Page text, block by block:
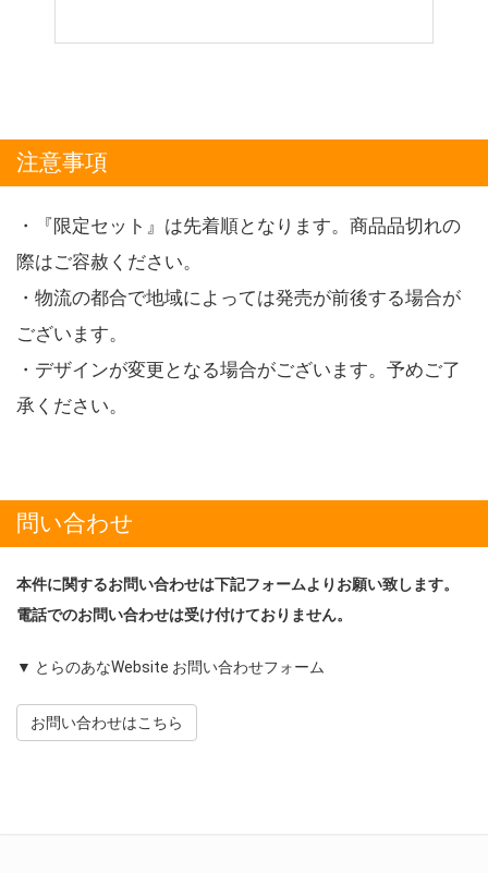
注意事項
・『限定セット』は先着順となります。商品品切れの
際はご容赦ください。
・物流の都合で地域によっては発売が前後する場合が
ございます。
・デザインが変更となる場合がございます。予めご了
承ください。
問い合わせ
本件に関するお問い合わせは下記フォームよりお願い致します。
電話でのお問い合わせは受け付けておりません。
▼ とらのあなWebsite お問い合わせフォーム
お問い合わせはこちら